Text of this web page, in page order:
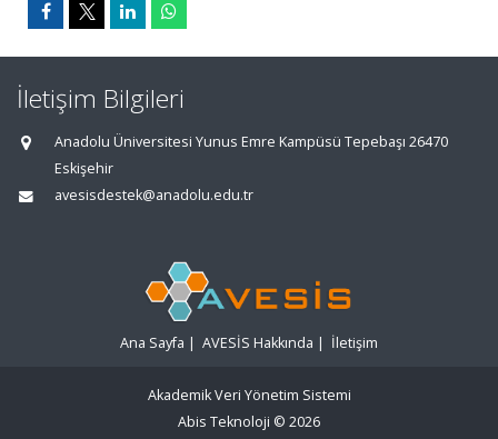
İletişim Bilgileri
Anadolu Üniversitesi Yunus Emre Kampüsü Tepebaşı 26470
Eskişehir
avesisdestek@anadolu.edu.tr
Ana Sayfa | AVESİS Hakkında | İletişim
Akademik Veri Yönetim Sistemi
Abis Teknoloji © 2026